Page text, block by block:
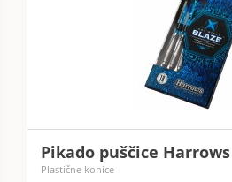
Pikado puščice
Plastične konice